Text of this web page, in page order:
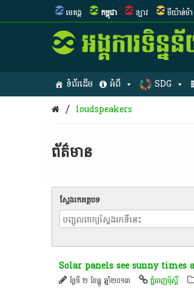
មេគង្គ កម្ពុជា ឡាវ មីយ៉ាន់ម៉ា
ទំព័រដើម អំពី SDG
/ loudspeakers
ព័ត៌មាន​
ស្វែងរកអត្ថបទ
Solar panels see sunny times
ថ្ងៃទី ២ ខែធ្នូ ឆ្នាំ២០១៣ ភ្នំពេញប៉ុស្តិ៍